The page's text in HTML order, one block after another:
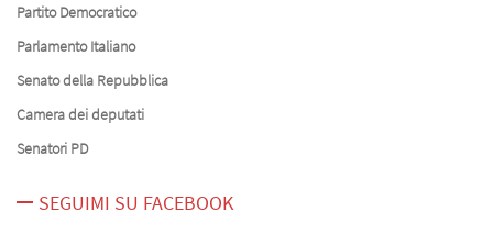
Partito Democratico
Parlamento Italiano
Senato della Repubblica
Camera dei deputati
Senatori PD
SEGUIMI SU FACEBOOK